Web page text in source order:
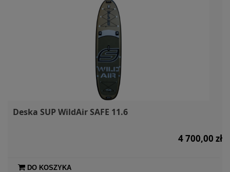
Deska SUP WildAir SAFE 11.6
4 700,00 zł
DO KOSZYKA